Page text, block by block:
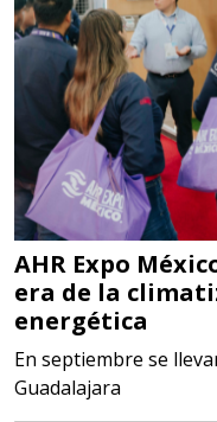
Aplicar al
Empresa
Requiere:
SISTEMAS
Especificaciones:
Requisitos:
química y
contar con
AHR Expo
era de la
energética
En septiembre se
Guadalajara